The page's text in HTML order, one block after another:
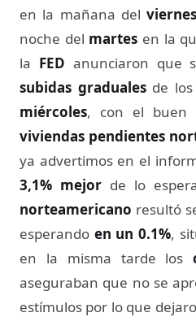
en la mañana delviernes
noche del martes en la
la FED anunciaron que
subidas gradualesde los
miércoles, con el buen
viviendas pendientes
ya advertimos en el
3,1% mejor de lo
norteamericano resultó
esperando en un 0.1%,
en la misma tarde los
aseguraban que no se
estímulos por lo que